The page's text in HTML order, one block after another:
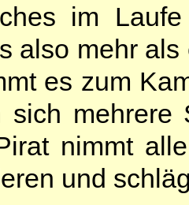
im
also mehr
es zum
sich mehrere
nimmt
und